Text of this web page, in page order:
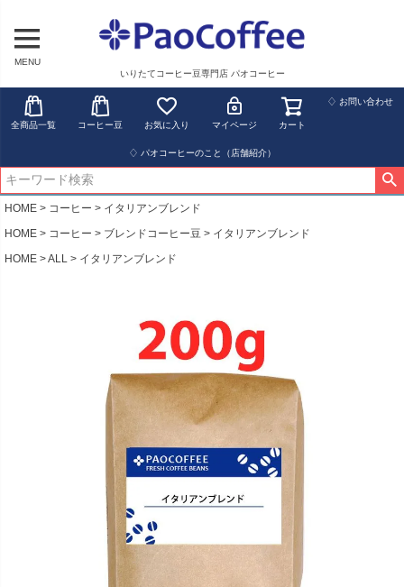
MENU
いりたてコーヒー豆専門店 パオコーヒー
全商品一覧 コーヒー豆 お気に入り マイページ カート
♢ お問い合わせ
♢ パオコーヒーのこと（店舗紹介）
HOME コーヒー
イタリアンブレンド
HOME
コーヒー ブレンドコーヒー豆
イタリアンブレンド
HOME
ALL イタリアンブレンド